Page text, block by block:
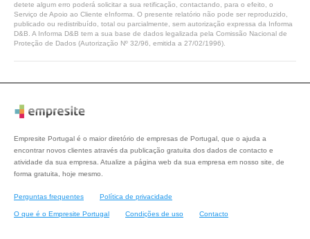
detete algum erro poderá solicitar a sua retificação, contactando, para o efeito, o
Serviço de Apoio ao Cliente eInforma. O presente relatório não pode ser reproduzido,
publicado ou redistribuído, total ou parcialmente, sem autorização expressa da Informa
D&B. A Informa D&B tem a sua base de dados legalizada pela Comissão Nacional de
Proteção de Dados (Autorização Nº 32/96, emitida a 27/02/1996).
Empresite Portugal é o maior diretório de empresas de Portugal, que o ajuda a
encontrar novos clientes através da publicação gratuita dos dados de contacto e
atividade da sua empresa. Atualize a página web da sua empresa em nosso site, de
forma gratuita, hoje mesmo.
Perguntas frequentes Política de privacidade
O que é o Empresite Portugal Condições de uso Contacto